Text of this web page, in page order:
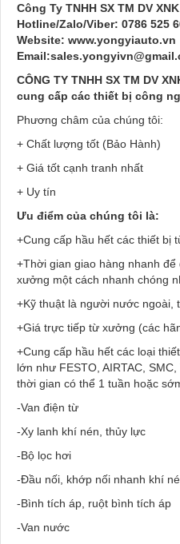
Công Ty TNHH SX TM DV
Hotline/Zalo/Viber: 0786 525
Website: www.yongyiauto.vn
CÔNG TY TNHH SX TM DV
cung cấp các thiết bị công
Phương châm của chúng tôi:
+ Chất lượng tốt (Bảo Hành)
+ Giá tốt cạnh tranh nhất
+ Uy tín
Ưu điểm của chúng tôi là:
+Cung cấp hầu hết các thiết bị
+Thời gian giao hàng nhanh
xưởng một cách nhanh chóng
+Kỹ thuật là người nước ngoài,
+Giá trực tiếp từ xưởng (các
+Cung cấp hầu hết các loại
lớn như FESTO, AIRTAC,
thời gian có thể 1 tuần hoặc
-Van điện từ
-Xy lanh khí nén, thủy lực
-Bộ lọc hơi
-Đầu nối, khớp nối nhanh khí
-Bình tích áp, ruột bình tích áp
-Van nước